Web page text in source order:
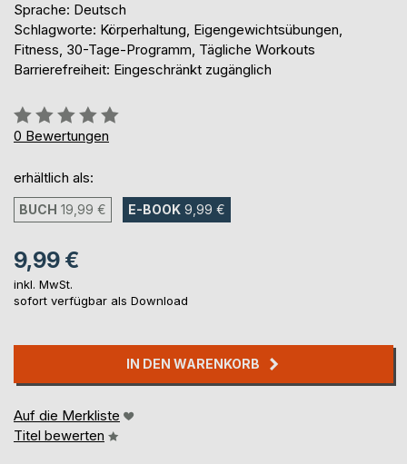
Sprache: Deutsch
Schlagworte: Körperhaltung, Eigengewichtsübungen,
Fitness, 30-Tage-Programm, Tägliche Workouts
Barrierefreiheit: Eingeschränkt zugänglich
Bewertung::
0%
0 Bewertungen
erhältlich als:
BUCH 19,99 € E-BOOK 9,99 €
9,99 €
inkl. MwSt.
sofort verfügbar als Download
IN DEN WARENKORB
Auf die Merkliste
Titel bewerten